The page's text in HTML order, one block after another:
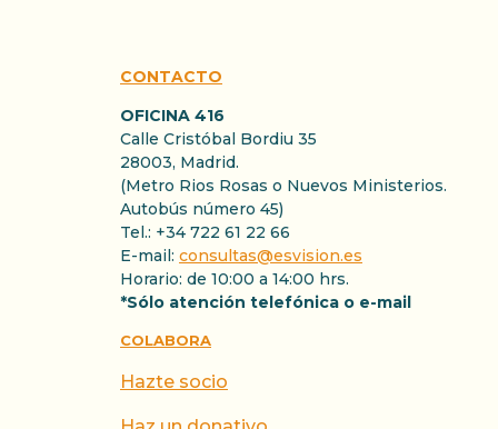
CONTACTO
OFICINA 416
Calle Cristóbal Bordiu 35
28003, Madrid.
(Metro Rios Rosas o Nuevos Ministerios.
Autobús número 45)
Tel.: +34 722 61 22 66
E-mail: consultas@esvision.es
Horario: de 10:00 a 14:00 hrs.
*Sólo atención telefónica o e-mail
COLABORA
Hazte socio